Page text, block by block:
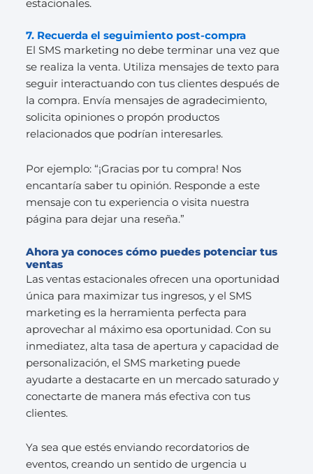
estacionales.
7. Recuerda el seguimiento post-compra
El SMS marketing no debe terminar una vez que
se realiza la venta. Utiliza mensajes de texto para
seguir interactuando con tus clientes después de
la compra. Envía mensajes de agradecimiento,
solicita opiniones o propón productos
relacionados que podrían interesarles.
Por ejemplo: “¡Gracias por tu compra! Nos
encantaría saber tu opinión. Responde a este
mensaje con tu experiencia o visita nuestra
página para dejar una reseña.”
Ahora ya conoces cómo puedes potenciar tus
ventas
Las ventas estacionales ofrecen una oportunidad
única para maximizar tus ingresos, y el SMS
marketing es la herramienta perfecta para
aprovechar al máximo esa oportunidad. Con su
inmediatez, alta tasa de apertura y capacidad de
personalización, el SMS marketing puede
ayudarte a destacarte en un mercado saturado y
conectarte de manera más efectiva con tus
clientes.
Ya sea que estés enviando recordatorios de
eventos, creando un sentido de urgencia u